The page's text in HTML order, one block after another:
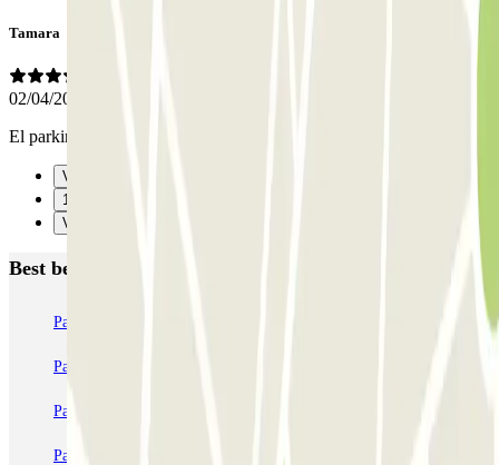
Tamara
02/04/2024
El parking estaba bastante sucio
Vorige
1
Verzenden
Best beoordeelde parkeergarages in Rotterdam
ParkBee Arrivals
ParkBee Groot Handelsgebouw P1
ParkBee Groot Handelsgebouw P2
ParkBee Prins Alexanderplein B